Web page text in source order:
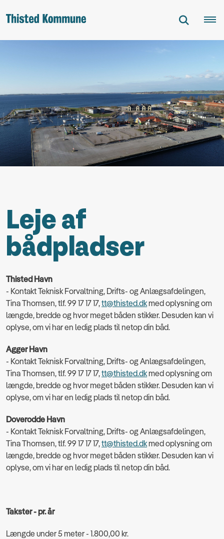
Leje af
bådpladser
Thisted Havn
- Kontakt Teknisk Forvaltning, Drifts- og Anlægsafdelingen,
Tina Thomsen, tlf. 99 17 17 17,tt@thisted.dkmed oplysning om
længde, bredde og hvor meget båden stikker. Desuden kan vi
oplyse, om vi har en ledig plads til netop din båd.
Agger Havn
- Kontakt Teknisk Forvaltning, Drifts- og Anlægsafdelingen,
Tina Thomsen, tlf. 99 17 17 17,tt@thisted.dkmed oplysning om
længde, bredde og hvor meget båden stikker. Desuden kan vi
oplyse, om vi har en ledig plads til netop din båd.
Doverodde Havn
- Kontakt Teknisk Forvaltning, Drifts- og Anlægsafdelingen,
Tina Thomsen, tlf. 99 17 17 17,tt@thisted.dkmed oplysning om
længde, bredde og hvor meget båden stikker. Desuden kan vi
oplyse, om vi har en ledig plads til netop din båd.
Takster - pr. år
Længde under 5 meter - 1.800,00 kr.